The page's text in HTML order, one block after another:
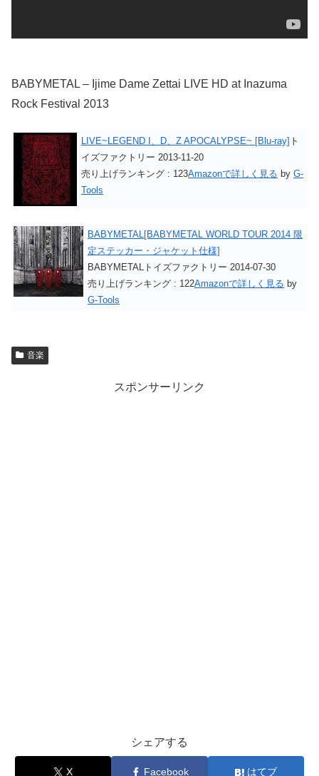
BABYMETAL – Ijime Dame Zettai LIVE HD at Inazuma
Rock Festival 2013
LIVE~LEGEND I、D、Z APOCALYPSE~ [Blu-ray] ト
イズファクトリー 2013-11-20
売り上げランキング : 123Amazonで詳しく見る by G-
Tools
BABYMETAL[BABYMETAL WORLD TOUR 2014 限
定ステッカー・ジャケット仕様]
BABYMETALトイズファクトリー 2014-07-30
売り上げランキング : 122Amazonで詳しく見る by
G-Tools
音楽
スポンサーリンク
シェアする
X Facebook はてブ